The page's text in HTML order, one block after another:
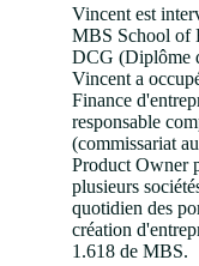
Vincent est
MBS School of
DCG (Diplôme
Vincent a
Finance
responsable
(commissariat
Product Owner
plusieurs
quotidien des
création
1.618 de MBS.